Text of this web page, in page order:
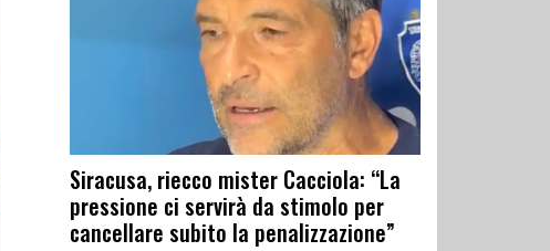
Siracusa, riecco mister Cacciola: “La
pressione ci servirà da stimolo per
cancellare subito la penalizzazione”